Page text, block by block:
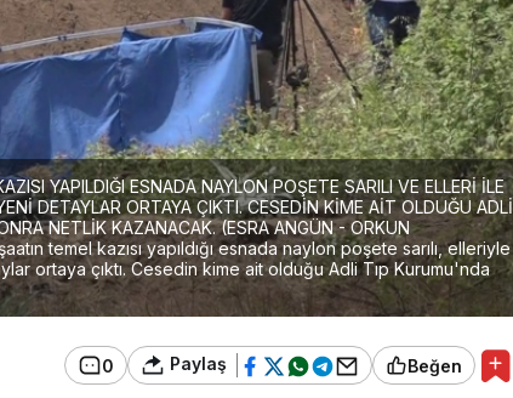
YAPILDIĞI ESNADA NAYLON POŞETE SARILI VE ELLERİ İLE
DETAYLAR ORTAYA ÇIKTI. CESEDİN KİME AİT OLDUĞU ADLİ
NETLİK KAZANACAK. (ESRA ANGÜN - ORKUN
temel kazısı yapıldığı esnada naylon poşete sarılı, elleriyle
ortaya çıktı. Cesedin kime ait olduğu Adli Tıp Kurumu'nda
0 Paylaş Beğen